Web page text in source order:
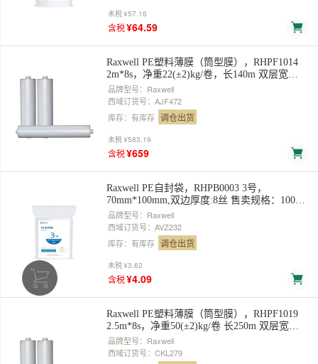
未税¥57.16
含税¥64.59
Raxwell PE塑料薄膜（筒型膜），RHPF1014
2m*8s，净重22(±2)kg/卷，长140m 双层宽
1m，展开单层宽2米，对折卷装 售卖规格：1
卷
品牌型号：Raxwell
西域订货号：AJF472
库存：有库存 调仓出货
未税¥583.19
含税¥659
Raxwell PE自封袋，RHPB0003 3号，
70mm*100mm,双边厚度:8丝 售卖规格：100个/
包
品牌型号：Raxwell
西域订货号：AVZ232
库存：有库存 调仓出货
未税¥3.62
含税¥4.09
Raxwell PE塑料薄膜（筒型膜），RHPF1019
2.5m*8s，净重50(±2)kg/卷 长250m 双层宽
1.25m，展开单层宽2.5m，对折卷装 售卖规
格：1卷
品牌型号：Raxwell
西域订货号：CKL279